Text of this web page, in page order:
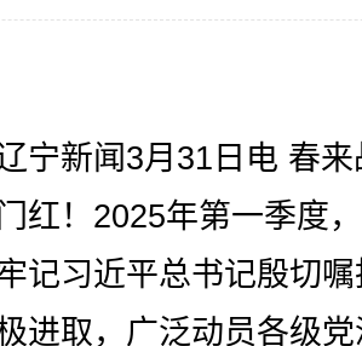
新闻3月31日电 春来
红！2025年第一季度
记习近平总书记殷切
进取，广泛动员各级